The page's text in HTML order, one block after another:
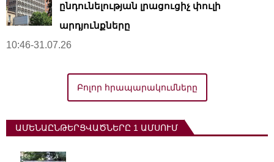
ընդունելության լրացուցիչ փուլի
արդյունքները
10:46-31.07.26
Բոլոր հրապարակումները
ԱՄԵՆԱԸՆԹԵՐՑՎԱԾՆԵՐԸ 1 ԱՄՍՈՒՄ